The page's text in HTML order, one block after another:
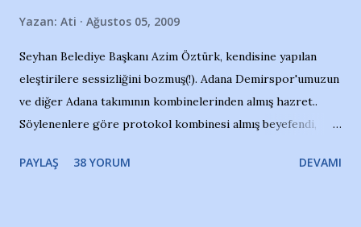
Yazan: Ati Ağustos 05, 2009
Seyhan Belediye Başkanı Azim Öztürk, kendisine yapılan
eleştirilere sessizliğini bozmuş(!). Adana Demirspor'umuzun
ve diğer Adana takımının kombinelerinden almış hazret..
Söylenenlere göre protokol kombinesi almış beyefendi,
ki kombineyi Bekir Başkan'dan alırken; dillere destan..
PAYLAŞ 38 YORUM DEVAMI